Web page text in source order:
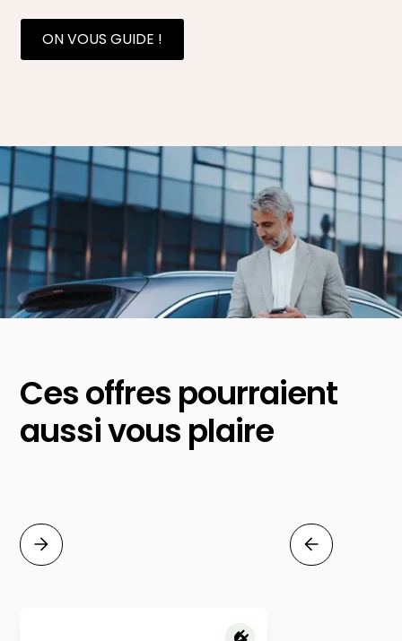
ON VOUS GUIDE !
Ces offres pourraient
aussi vous plaire